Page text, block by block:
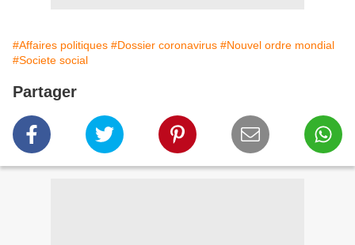
#Affaires politiques #Dossier coronavirus #Nouvel ordre mondial
#Societe social
Partager